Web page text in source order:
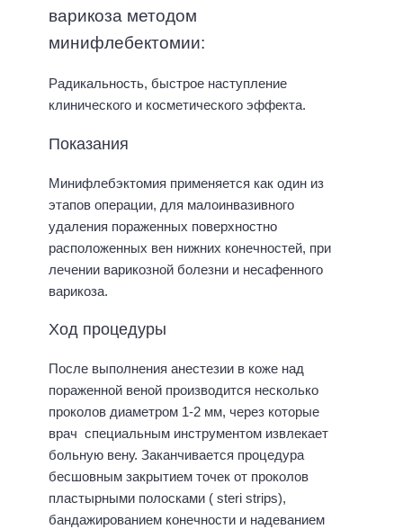
варикоза методом
минифлебектомии:
Радикальность, быстрое наступление
клинического и косметического эффекта.
Показания
Минифлебэктомия применяется как один из
этапов операции, для малоинвазивного
удаления пораженных поверхностно
расположенных вен нижних конечностей, при
лечении варикозной болезни и несафенного
варикоза.
Ход процедуры
После выполнения анестезии в коже над
пораженной веной производится несколько
проколов диаметром 1-2 мм, через которые
врач специальным инструментом извлекает
больную вену. Заканчивается процедура
бесшовным закрытием точек от проколов
пластырными полосками ( steri strips),
бандажированием конечности и надеванием